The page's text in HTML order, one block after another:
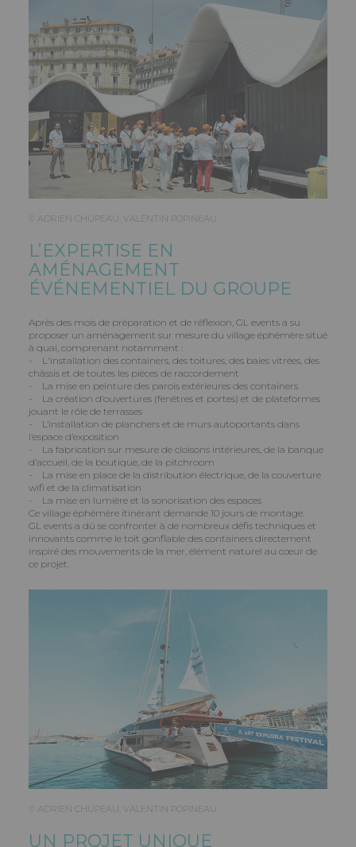
© ADRIEN CHUPEAU, VALENTIN POPINEAU
L’EXPERTISE EN
AMÉNAGEMENT
ÉVÉNEMENTIEL DU GROUPE
Après des mois de préparation et de réflexion, GL events a su
proposer un aménagement sur mesure du village éphémère situé
à quai, comprenant notamment :
- L'installation des containers, des toitures, des baies vitrées, des
châssis et de toutes les pièces de raccordement
- La mise en peinture des parois extérieures des containers
- La création d’ouvertures (fenêtres et portes) et de plateformes
jouant le rôle de terrasses
- L’installation de planchers et de murs autoportants dans
l’espace d’exposition
- La fabrication sur mesure de cloisons intérieures, de la banque
d’accueil, de la boutique, de la pitchroom
- La mise en place de la distribution électrique, de la couverture
wifi et de la climatisation
- La mise en lumière et la sonorisation des espaces
Ce village éphémère itinérant demande 10 jours de montage.
GL events a dû se confronter à de nombreux défis techniques et
innovants comme le toit gonflable des containers directement
inspiré des mouvements de la mer, élément naturel au cœur de
ce projet.
© ADRIEN CHUPEAU, VALENTIN POPINEAU
UN PROJET UNIQUE